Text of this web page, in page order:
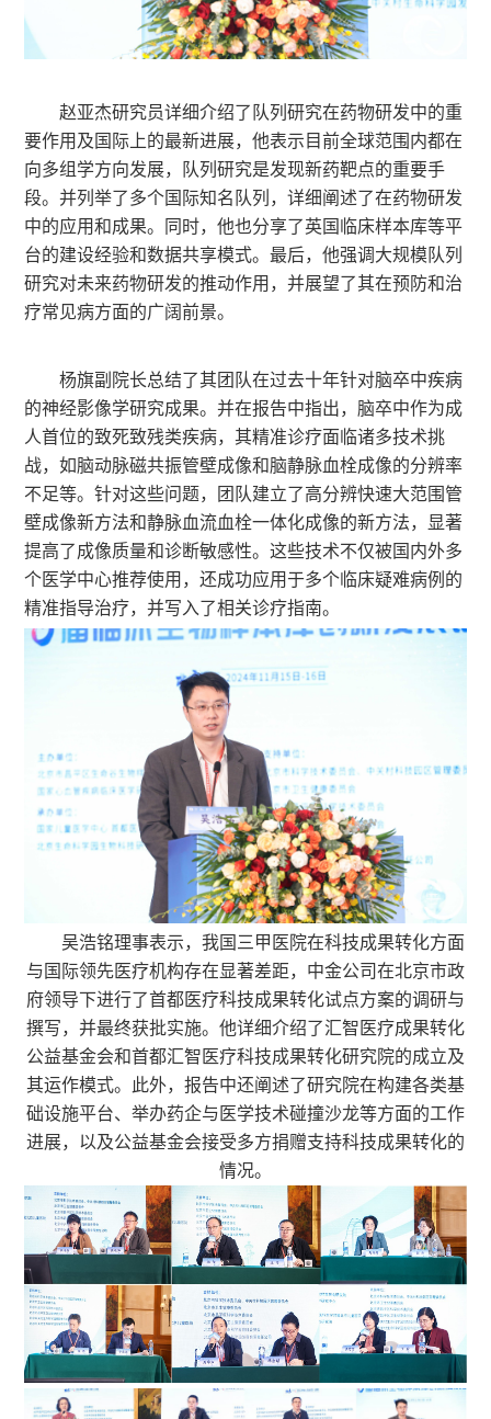
赵亚杰研究员详细介绍了队列研究在药物研发中的重
要作用及国际上的最新进展，他表示目前全球范围内都在
向多组学方向发展，队列研究是发现新药靶点的重要手
段。并列举了多个国际知名队列，详细阐述了在药物研发
中的应用和成果。同时，他也分享了英国临床样本库等平
台的建设经验和数据共享模式。最后，他强调大规模队列
研究对未来药物研发的推动作用，并展望了其在预防和治
疗常见病方面的广阔前景。
杨旗副院长总结了其团队在过去十年针对脑卒中疾病
的神经影像学研究成果。并在报告中指出，脑卒中作为成
人首位的致死致残类疾病，其精准诊疗面临诸多技术挑
战，如脑动脉磁共振管壁成像和脑静脉血栓成像的分辨率
不足等。针对这些问题，团队建立了高分辨快速大范围管
壁成像新方法和静脉血流血栓一体化成像的新方法，显著
提高了成像质量和诊断敏感性。这些技术不仅被国内外多
个医学中心推荐使用，还成功应用于多个临床疑难病例的
精准指导治疗，并写入了相关诊疗指南。
吴浩铭理事表示，我国三甲医院在科技成果转化方面
与国际领先医疗机构存在显著差距，中金公司在北京市政
府领导下进行了首都医疗科技成果转化试点方案的调研与
撰写，并最终获批实施。他详细介绍了汇智医疗成果转化
公益基金会和首都汇智医疗科技成果转化研究院的成立及
其运作模式。此外，报告中还阐述了研究院在构建各类基
础设施平台、举办药企与医学技术碰撞沙龙等方面的工作
进展，以及公益基金会接受多方捐赠支持科技成果转化的
情况。